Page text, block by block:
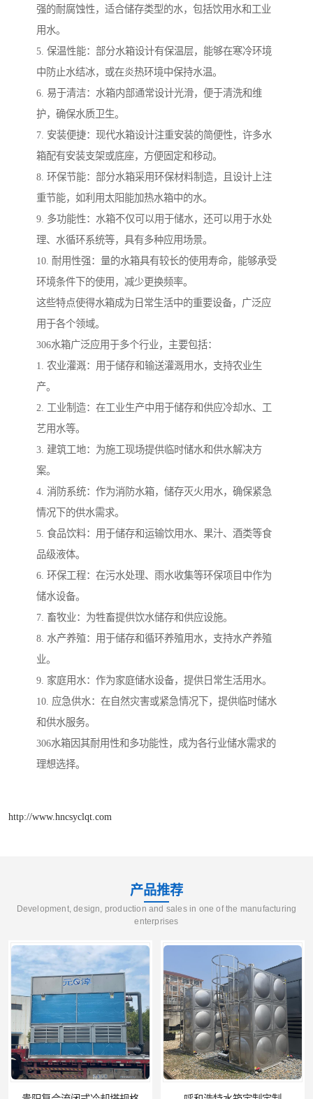
强的耐腐蚀性，适合储存类型的水，包括饮用水和工业
用水。
5. 保温性能：部分水箱设计有保温层，能够在寒冷环境
中防止水结冰，或在炎热环境中保持水温。
6. 易于清洁：水箱内部通常设计光滑，便于清洗和维
护，确保水质卫生。
7. 安装便捷：现代水箱设计注重安装的简便性，许多水
箱配有安装支架或底座，方便固定和移动。
8. 环保节能：部分水箱采用环保材料制造，且设计上注
重节能，如利用太阳能加热水箱中的水。
9. 多功能性：水箱不仅可以用于储水，还可以用于水处
理、水循环系统等，具有多种应用场景。
10. 耐用性强：量的水箱具有较长的使用寿命，能够承受
环境条件下的使用，减少更换频率。
这些特点使得水箱成为日常生活中的重要设备，广泛应
用于各个领域。
306水箱广泛应用于多个行业，主要包括：
1. 农业灌溉：用于储存和输送灌溉用水，支持农业生
产。
2. 工业制造：在工业生产中用于储存和供应冷却水、工
艺用水等。
3. 建筑工地：为施工现场提供临时储水和供水解决方
案。
4. 消防系统：作为消防水箱，储存灭火用水，确保紧急
情况下的供水需求。
5. 食品饮料：用于储存和运输饮用水、果汁、酒类等食
品级液体。
6. 环保工程：在污水处理、雨水收集等环保项目中作为
储水设备。
7. 畜牧业：为牲畜提供饮水储存和供应设施。
8. 水产养殖：用于储存和循环养殖用水，支持水产养殖
业。
9. 家庭用水：作为家庭储水设备，提供日常生活用水。
10. 应急供水：在自然灾害或紧急情况下，提供临时储水
和供水服务。
306水箱因其耐用性和多功能性，成为各行业储水需求的
理想选择。
http://www.hncsyclqt.com
产品推荐
Development, design, production and sales in one of the manufacturing
enterprises